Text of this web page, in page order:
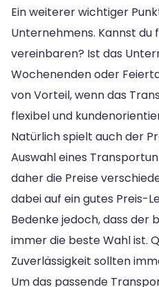
Ein weiterer wichtiger
Unternehmens. Kannst du
vereinbaren? Ist das
Wochenenden oder
von Vorteil, wenn das
flexibel und
Natürlich spielt auch der
Auswahl eines
daher die Preise
dabei auf ein gutes Preis-
Bedenke jedoch, dass der
immer die beste Wahl ist.
Zuverlässigkeit sollten
Um das passende